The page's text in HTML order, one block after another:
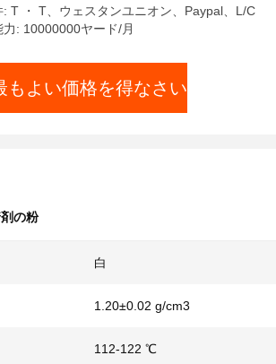
: T ・ T、ウェスタンユニオン、Paypal、L/C
力: 10000000ヤード/月
もよい価格を得なさい
の粉
白
1.20±0.02 g/cm3
112-122 ℃